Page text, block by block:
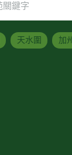
天水圍 加